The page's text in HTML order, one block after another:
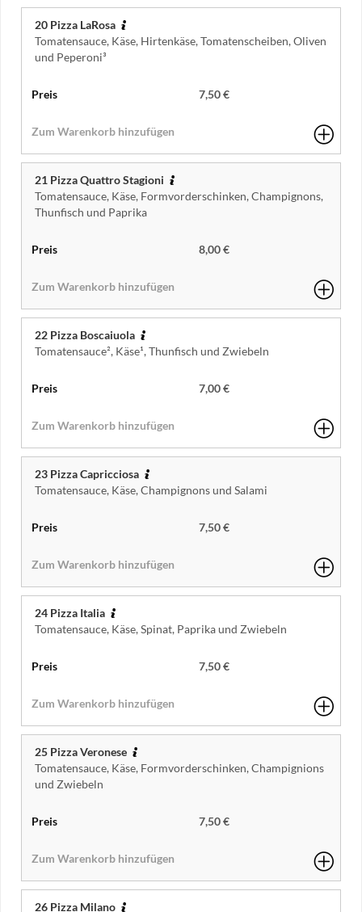
20 Pizza LaRosa
Tomatensauce, Käse, Hirtenkäse, Tomatenscheiben, Oliven
und Peperoni³
7,50 €
21 Pizza Quattro Stagioni
Tomatensauce, Käse, Formvorderschinken, Champignons,
Thunfisch und Paprika
8,00 €
22 Pizza Boscaiuola
Tomatensauce², Käse¹, Thunfisch und Zwiebeln
7,00 €
23 Pizza Capricciosa
Tomatensauce, Käse, Champignons und Salami
7,50 €
24 Pizza Italia
Tomatensauce, Käse, Spinat, Paprika und Zwiebeln
7,50 €
25 Pizza Veronese
Tomatensauce, Käse, Formvorderschinken, Champignions
und Zwiebeln
7,50 €
26 Pizza Milano